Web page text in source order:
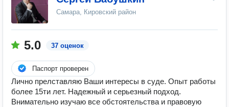
Самара, Кировский район
5.0 37 оценок
Паспорт проверен
Лично прелставляю Ваши интересы в суде. Опыт работы
более 15ти лет. Надежный и серьезный подход.
Внимательно изучаю все обстоятельства и правовую